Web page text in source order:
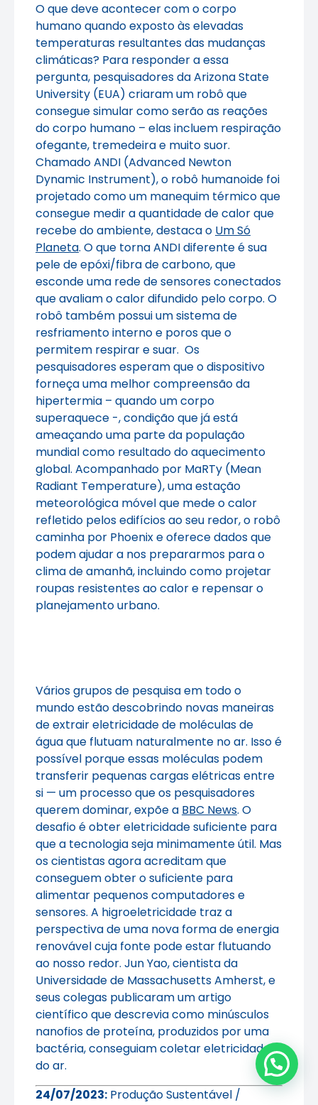
O que deve acontecer com o corpo
humano quando exposto às elevadas
temperaturas resultantes das mudanças
climáticas? Para responder a essa
pergunta, pesquisadores da Arizona State
University (EUA) criaram um robô que
consegue simular como serão as reações
do corpo humano – elas incluem respiração
ofegante, tremedeira e muito suor.
Chamado ANDI (Advanced Newton
Dynamic Instrument), o robô humanoide foi
projetado como um manequim térmico que
consegue medir a quantidade de calor que
recebe do ambiente, destaca o Um Só
Planeta. O que torna ANDI diferente é sua
pele de epóxi/fibra de carbono, que
esconde uma rede de sensores conectados
que avaliam o calor difundido pelo corpo. O
robô também possui um sistema de
resfriamento interno e poros que o
permitem respirar e suar. Os
pesquisadores esperam que o dispositivo
forneça uma melhor compreensão da
hipertermia – quando um corpo
superaquece -, condição que já está
ameaçando uma parte da população
mundial como resultado do aquecimento
global. Acompanhado por MaRTy (Mean
Radiant Temperature), uma estação
meteorológica móvel que mede o calor
refletido pelos edifícios ao seu redor, o robô
caminha por Phoenix e oferece dados que
podem ajudar a nos prepararmos para o
clima de amanhã, incluindo como projetar
roupas resistentes ao calor e repensar o
planejamento urbano.
Vários grupos de pesquisa em todo o
mundo estão descobrindo novas maneiras
de extrair eletricidade de moléculas de
água que flutuam naturalmente no ar. Isso é
possível porque essas moléculas podem
transferir pequenas cargas elétricas entre
si — um processo que os pesquisadores
querem dominar, expõe a BBC News. O
desafio é obter eletricidade suficiente para
que a tecnologia seja minimamente útil. Mas
os cientistas agora acreditam que
conseguem obter o suficiente para
alimentar pequenos computadores e
sensores. A higroeletricidade traz a
perspectiva de uma nova forma de energia
renovável cuja fonte pode estar flutuando
ao nosso redor. Jun Yao, cientista da
Universidade de Massachusetts Amherst, e
seus colegas publicaram um artigo
científico que descrevia como minúsculos
nanofios de proteína, produzidos por uma
bactéria, conseguiam coletar eletricidade
do ar.
24/07/2023: Produção Sustentável /